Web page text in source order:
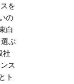
を
の
白
ぶ
社
ス
ト